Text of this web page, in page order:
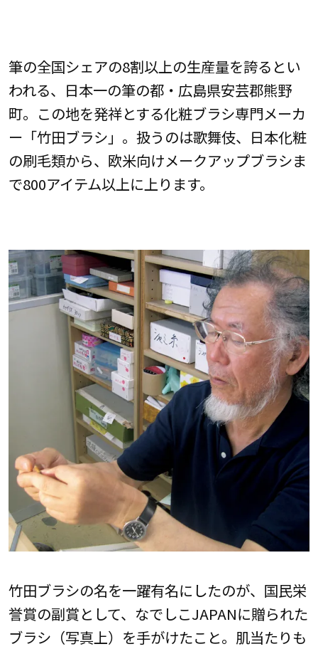
筆の全国シェアの8割以上の生産量を誇るとい
われる、日本一の筆の都・広島県安芸郡熊野
町。この地を発祥とする化粧ブラシ専門メーカ
ー「竹田ブラシ」。扱うのは歌舞伎、日本化粧
の刷毛類から、欧米向けメークアップブラシま
で800アイテム以上に上ります。
竹田ブラシの名を一躍有名にしたのが、国民栄
誉賞の副賞として、なでしこJAPANに贈られた
ブラシ（写真上）を手がけたこと。肌当たりも